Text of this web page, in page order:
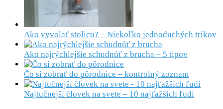
Ako vyvolať stolicu? – Niekoľko jednoduchých trikov
Ako najrýchlejšie schudnúť z brucha – 5 tipov
Čo si zobrať do pôrodnice – kontrolný zoznam
Najtučnejší človek na svete – 10 najťažších ľudí